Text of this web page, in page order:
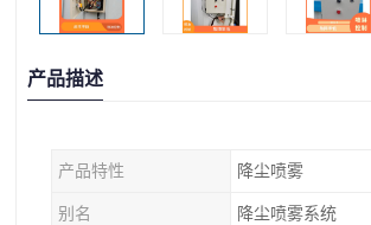
产品描述
产品特性 降尘喷雾
别名 降尘喷雾系统